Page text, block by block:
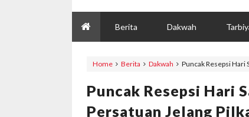
Berita Dakwah
Home Berita Dakwah Puncak Resepsi Hari
Puncak Resepsi Hari
Persatuan Jelang